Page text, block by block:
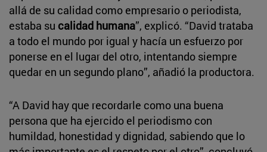
allá de su calidad como empresario o periodista,
estaba su calidad humana”, explicó. “David trataba
a todo el mundo por igual y hacía un esfuerzo por
ponerse en el lugar del otro, intentando siempre
quedar en un segundo plano”, añadió la productora.
“A David hay que recordarle como una buena
persona que ha ejercido el periodismo con
humildad, honestidad y dignidad, sabiendo que lo